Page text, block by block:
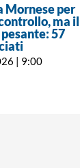
Mornese per
ma il
57
| 9:00